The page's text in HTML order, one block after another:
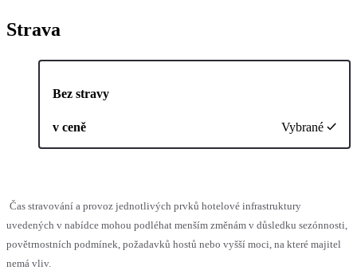
Strava
Bez stravy
v ceně Vybrané
Čas stravování a provoz jednotlivých prvků hotelové infrastruktury
uvedených v nabídce mohou podléhat menším změnám v důsledku sezónnosti,
povětrnostních podmínek, požadavků hostů nebo vyšší moci, na které majitel
nemá vliv.